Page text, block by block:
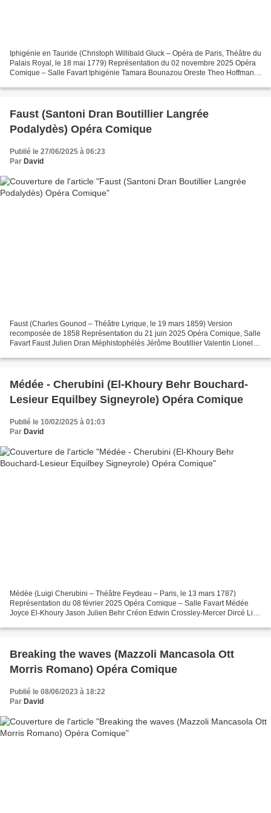
Iphigénie en Tauride (Christoph Willibald Gluck – Opéra de Paris, Théâtre du
Palais Royal, le 18 mai 1779) Représentation du 02 novembre 2025 Opéra
Comique – Salle Favart Iphigénie Tamara Bounazou Oreste Theo Hoffman
Faust (Santoni Dran Boutillier Langrée
Podalydès) Opéra Comique
Publié le 27/06/2025 à 06:23
Par David
Faust (Charles Gounod – Théâtre Lyrique, le 19 mars 1859) Version
recomposée de 1858 Représentation du 21 juin 2025 Opéra Comique, Salle
Favart Faust Julien Dran Méphistophélès Jérôme Boutillier Valentin Lionel
Médée - Cherubini (El-Khoury Behr Bouchard-
Lesieur Equilbey Signeyrole) Opéra Comique
Publié le 10/02/2025 à 01:03
Par David
Médée (Luigi Cherubini – Théâtre Feydeau – Paris, le 13 mars 1787)
Représentation du 08 février 2025 Opéra Comique – Salle Favart Médée
Joyce El-Khoury Jason Julien Behr Créon Edwin Crossley-Mercer Dircé Lila
Breaking the waves (Mazzoli Mancasola Ott
Morris Romano) Opéra Comique
Publié le 08/06/2023 à 18:22
Par David